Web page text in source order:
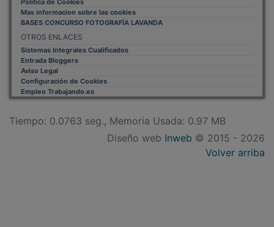
Politica de Cookies
Mas informacion sobre las cookies
BASES CONCURSO FOTOGRAFÍA LAVANDA
OTROS ENLACES
Sistemas Integrales Cualificados
Entrada Bloggers
Aviso Legal
Configuración de Cookies
Empleo Trabajando.es
Tiempo: 0.0763 seg., Memoria Usada: 0.97 MB
Diseño web Inweb © 2015 - 2026
Volver arriba